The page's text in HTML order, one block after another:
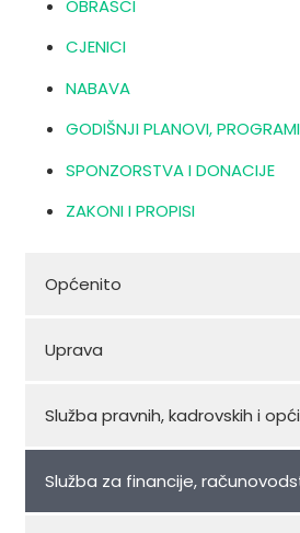
OBRASCI
CJENICI
NABAVA
GODIŠNJI PLANOVI,
SPONZORSTVA I DONACIJE
ZAKONI I PROPISI
Općenito
Uprava
Služba pravnih, kadrovskih i
Služba za financije,